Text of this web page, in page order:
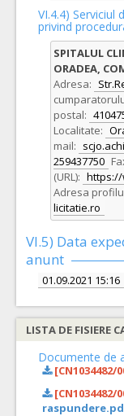
VI.4.4)
privind
SPITALUL
ORADEA,
Adresa:
postal:
Localitate:
mail:
259437750
(URL):
Adresa
licitatie.ro
VI.5) Data
anunt
01.09.2021 15:16
Documente de
[CN1034482/
[CN1034482/